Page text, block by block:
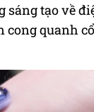
tạo về
cong quanh